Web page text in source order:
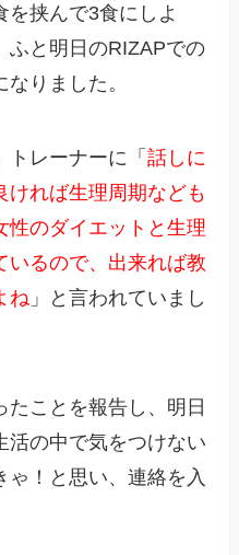
を挟んで3食にしよ
と明日のRIZAPでの
りました。
トレーナーに「話しに
ければ生理周期なども
性のダイエットと生理
いるので、出来れば教
ね 」と言われていまし
たことを報告し、明日
活の中で気をつけない
ゃ！と思い、連絡を入